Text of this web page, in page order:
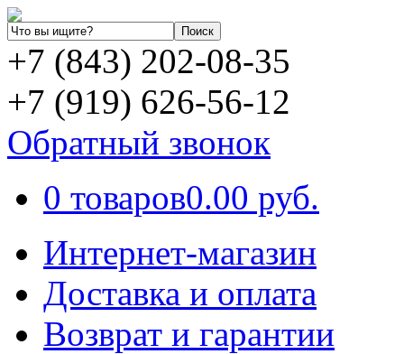
+7 (843) 202-08-35
+7 (919) 626-56-12
Обратный звонок
0 товаров0.00 руб.
Интернет-магазин
Доставка и оплата
Возврат и гарантии